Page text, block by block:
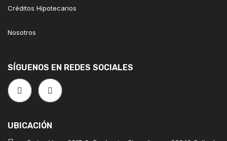
Créditos Hipotecarios
Nosotros
SÍGUENOS EN REDES SOCIALES
UBICACIÓN